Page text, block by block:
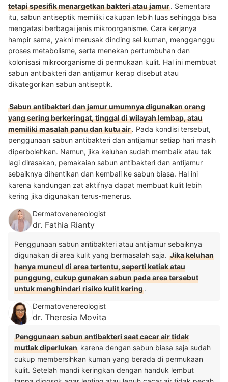
tetapi spesifik menargetkan bakteri atau jamur. Sementara
itu, sabun antiseptik memiliki cakupan lebih luas sehingga bisa
mengatasi berbagai jenis mikroorganisme. Cara kerjanya
hampir sama, yakni merusak dinding sel kuman, mengganggu
proses metabolisme, serta menekan pertumbuhan dan
kolonisasi mikroorganisme di permukaan kulit. Hal ini membuat
sabun antibakteri dan antijamur kerap disebut atau
dikategorikan sabun antiseptik.
Sabun antibakteri dan jamur umumnya digunakan orang
yang sering berkeringat, tinggal di wilayah lembap, atau
memiliki masalah panu dan kutu air. Pada kondisi tersebut,
penggunaan sabun antibakteri dan antijamur setiap hari masih
diperbolehkan. Namun, jika keluhan sudah membaik atau tak
lagi dirasakan, pemakaian sabun antibakteri dan antijamur
sebaiknya dihentikan dan kembali ke sabun biasa. Hal ini
karena kandungan zat aktifnya dapat membuat kulit lebih
kering jika digunakan terus-menerus.
Dermatovenereologist
dr. Fathia Rianty
Penggunaan sabun antibakteri atau antijamur sebaiknya
digunakan di area kulit yang bermasalah saja. Jika keluhan
hanya muncul di area tertentu, seperti ketiak atau
punggung, cukup gunakan sabun pada area tersebut
untuk menghindari risiko kulit kering.
Dermatovenereologist
dr. Theresia Movita
Penggunaan sabun antibakteri saat cacar air tidak
mutlak diperlukan karena dengan sabun biasa saja sudah
cukup membersihkan kuman yang berada di permukaan
kulit. Setelah mandi keringkan dengan handuk lembut